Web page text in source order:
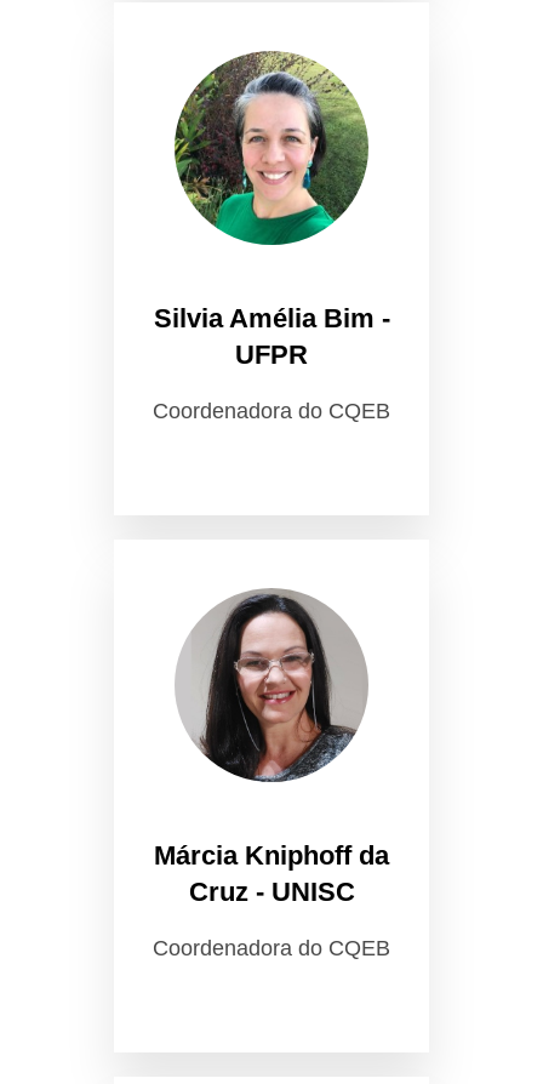
Silvia Amélia Bim -
UFPR
Coordenadora do CQEB
Márcia Kniphoff da
Cruz - UNISC
Coordenadora do CQEB